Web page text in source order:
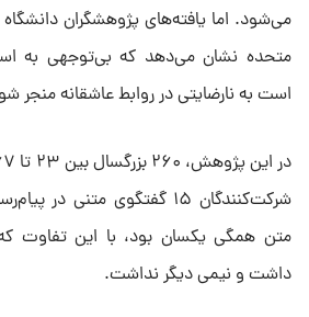
می‌شود. اما یافته‌های پژوهشگران
متحده نشان می‌دهد که بی‌توجهی به
است به نارضایتی در روابط عاشقانه منجر
شرکت‌کنندگان ۱۵ گفتگوی متنی
متن همگی یکسان بود، با این تفاوت
داشت و نیمی دیگر نداشت.